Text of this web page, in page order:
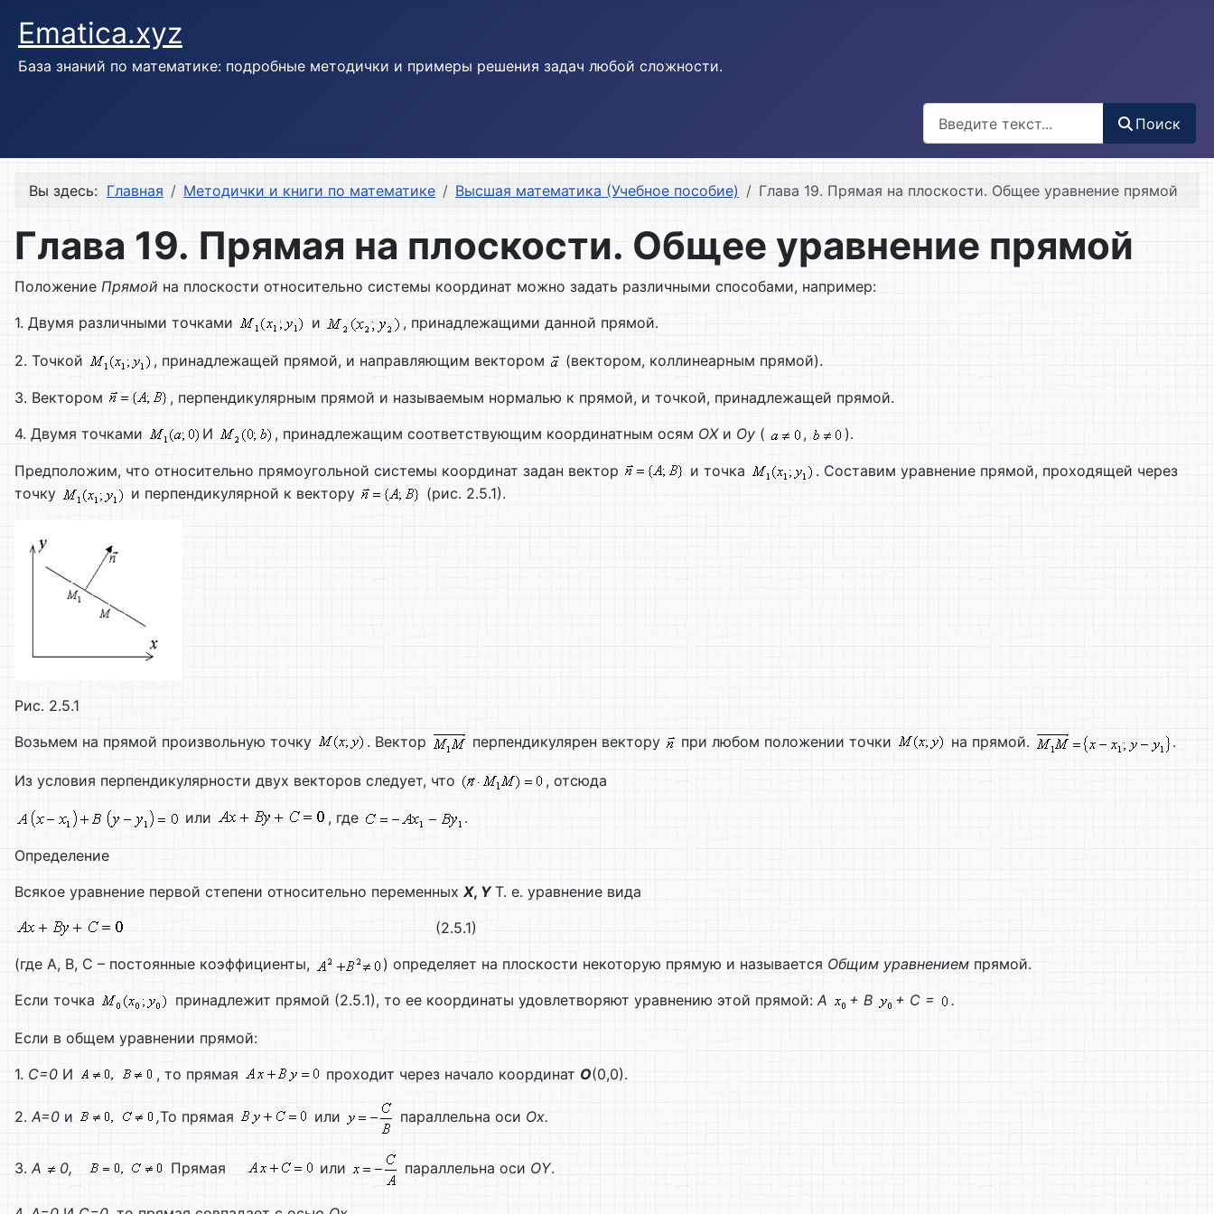
Ematica.xyz
База знаний по математике: подробные методички и примеры решения задач любой сложности.
Поиск
Вы здесь: Главная Методички и книги по математике Высшая математика (Учебное пособие) Глава 19. Прямая на плоскости. Общее уравнение прямой
Глава 19. Прямая на плоскости. Общее уравнение прямой
Положение Прямой на плоскости относительно системы координат можно задать различными способами, например:
1. Двумя различными точками
и , принадлежащими данной прямой.
2. Точкой , принадлежащей прямой, и направляющим вектором (вектором, коллинеарным прямой).
3. Вектором , перпендикулярным прямой и называемым нормалью к прямой, и точкой, принадлежащей прямой.
4. Двумя точками И , принадлежащим соответствующим координатным осям ОXи Oy ( , ).
Предположим, что относительно прямоугольной системы координат задан вектор и точка
. Составим уравнение прямой, проходящей через
точку
и перпендикулярной к вектору (рис. 2.5.1).
Рис. 2.5.1
Возьмем на прямой произвольную точку
. Вектор перпендикулярен вектору при любом положении точки на прямой. .
Из условия перпендикулярности двух векторов следует, что , отсюда
или , где .
Определение
Всякое уравнение первой степени относительно переменных X, YТ. е. уравнение вида
(2.5.1)
(где А, В, С – постоянные коэффициенты,
) определяет на плоскости некоторую прямую и называется Общим уравнением прямой.
Если точка принадлежит прямой (2.5.1), то ее координаты удовлетворяют уравнению этой прямой:A + B + C = .
Если в общем уравнении прямой:
1. С=0 И , то прямая проходит через начало координат О(0,0).
2. А=0 и ,То прямая или параллельна оси Ох.
3. А 0, Прямая или параллельна оси ОY.